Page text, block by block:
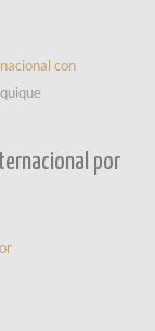
con
por